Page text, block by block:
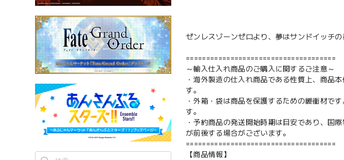
ゼンレスゾーンゼロより、夢はサンドイッチ
=====================================
～輸入仕入れ商品のご購入に関するご注意～
・海外製造の仕入れ商品である性質上、商品
す。
・外箱・袋は商品を保護するための緩衝材で
す。
・予約商品の発送開始時期は目安であり、国
が前後する場合がございます。
=====================================
【商品情報】